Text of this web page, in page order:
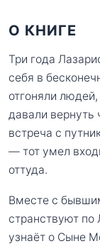
О КНИГЕ
Три года
себя в
отгоняли
давали вернуть
встреча с
— тот умел
оттуда.
Вместе с
странствуют
узнаёт о Сыне